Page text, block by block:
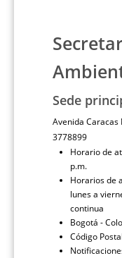
Sede
Avenida Caracas
3778899
Horario de
p.m.
Horarios de
lunes a
continua
Bogotá -
Código